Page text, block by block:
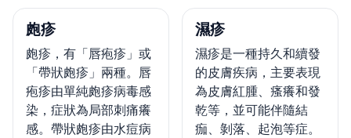
皰疹
皰疹，有「唇疱疹」或
「帶狀皰疹」兩種。唇
疱疹由單純皰疹病毒感
染，症狀為局部刺痛癢
感。帶狀皰疹由水痘病
濕疹
濕疹是一種持久和續發
的皮膚疾病，主要表現
為皮膚紅腫、瘙癢和發
乾等，並可能伴隨結
痂、剝落、起泡等症。